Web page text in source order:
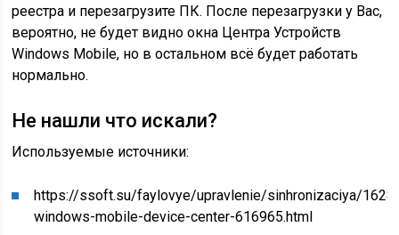
реестра и перезагрузите ПК. После перезагрузки у Вас,
вероятно, не будет видно окна Центра Устройств
Windows Mobile, но в остальном всё будет работать
нормально.
Не нашли что искали?
Используемые источники:
https://ssoft.su/faylovye/upravlenie/sinhronizaciya/
windows-mobile-device-center-616965.html